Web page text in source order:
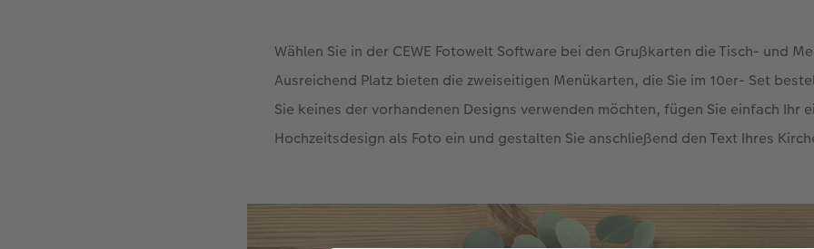
Wählen Sie in der CEWE Fotowelt Software bei den Grußkarten die Tisch- und
Ausreichend Platz bieten die zweiseitigen Menükarten, die Sie im 10er- Set
Sie keines der vorhandenen Designs verwenden möchten, fügen Sie einfach Ihr
Hochzeitsdesign als Foto ein und gestalten Sie anschließend den Text Ihres